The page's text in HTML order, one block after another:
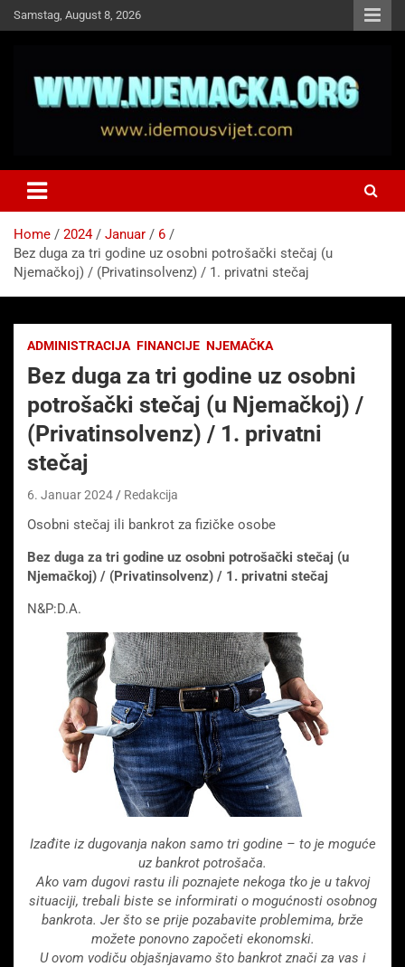
Skip
to
Samstag, August 8, 2026
Idemo u Svijet-Njemacka!
Home 2024 Januar
6
Bez duga za tri godine uz osobni potrošački stečaj (u
Njemačkoj) / (Privatinsolvenz) / 1. privatni stečaj
ADMINISTRACIJA FINANCIJE NJEMAČKA
Bez duga za tri godine uz osobni
potrošački stečaj (u Njemačkoj) /
(Privatinsolvenz) / 1. privatni
stečaj
6. Januar 2024 Redakcija
Osobni stečaj ili bankrot za fizičke osobe
Bez duga za tri godine uz osobni potrošački stečaj (u
Njemačkoj) / (Privatinsolvenz) / 1. privatni stečaj
N&P:D.A.
Izađite iz dugovanja nakon samo tri godine – to je moguće
uz bankrot potrošača.
Ako vam dugovi rastu ili poznajete nekoga tko je u takvoj
situaciji, trebali biste se informirati o mogućnosti osobnog
bankrota. Jer što se prije pozabavite problemima, brže
možete ponovno započeti ekonomski.
U ovom vodiču objašnjavamo što bankrot znači za vas i